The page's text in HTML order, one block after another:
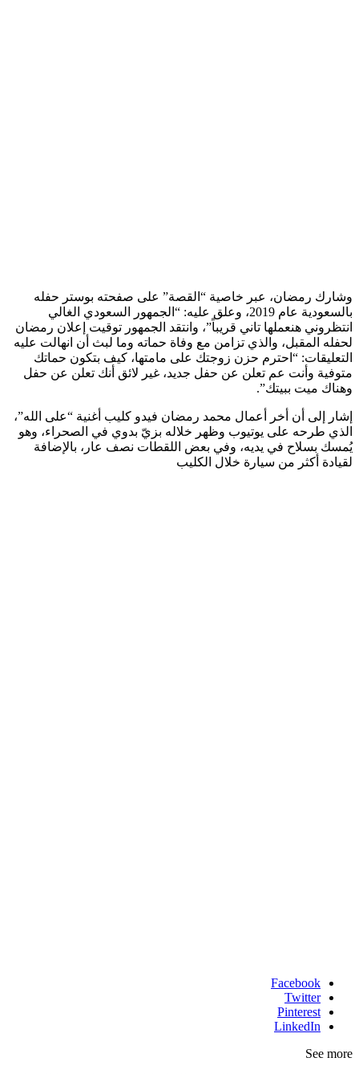
وشارك رمضان، عبر خاصية “القصة” على صفحته بوستر حفله
بالسعودية عام 2019، وعلق عليه: “الجمهور السعودي الغالي
انتظروني هنعملها تاني قريباً”، وانتقد الجمهور توقيت إعلان رمضان
لحفله المقبل، والذي تزامن مع وفاة حماته وما لبث أن انهالت عليه
التعليقات: “احترم حزن زوجتك على مامتها، كيف بتكون حماتك
متوفية وأنت عم تعلن عن حفل جديد، غير لائق أنك تعلن عن حفل
وهناك ميت ببيتك”.
إشار إلى أن أخر أعمال محمد رمضان فيدو كليب أغنية “على الله”،
الذي طرحه على يوتيوب وظهر خلاله بزيّ بدوي في الصحراء، وهو
يُمسك بسلاح في يديه، وفي بعض اللقطات نصف عار، بالإضافة
لقيادة أكثر من سيارة خلال الكليب
Facebook
Twitter
Pinterest
LinkedIn
See more